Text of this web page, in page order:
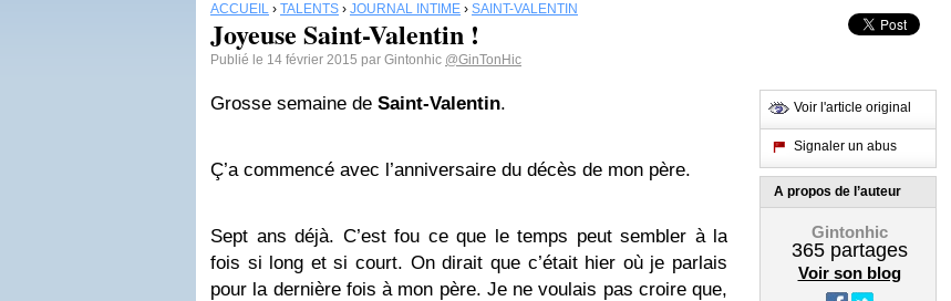
ACCUEIL › TALENTS › JOURNAL INTIME › SAINT-VALENTIN
Joyeuse Saint-Valentin !
Publié le 14 février 2015 par Gintonhic @GinTonHic
Grosse semaine de Saint-Valentin.
Ç’a commencé avec l’anniversaire du décès de mon père.
Sept ans déjà. C’est fou ce que le temps peut sembler à la
fois si long et si court. On dirait que c’était hier où je parlais
pour la dernière fois à mon père. Je ne voulais pas croire que,
Voir l'article original
Signaler un abus
A propos de l’auteur
Gintonhic
365partages
Voir son blog